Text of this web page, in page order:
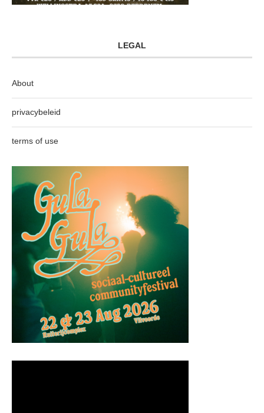
LEGAL
About
privacybeleid
terms of use